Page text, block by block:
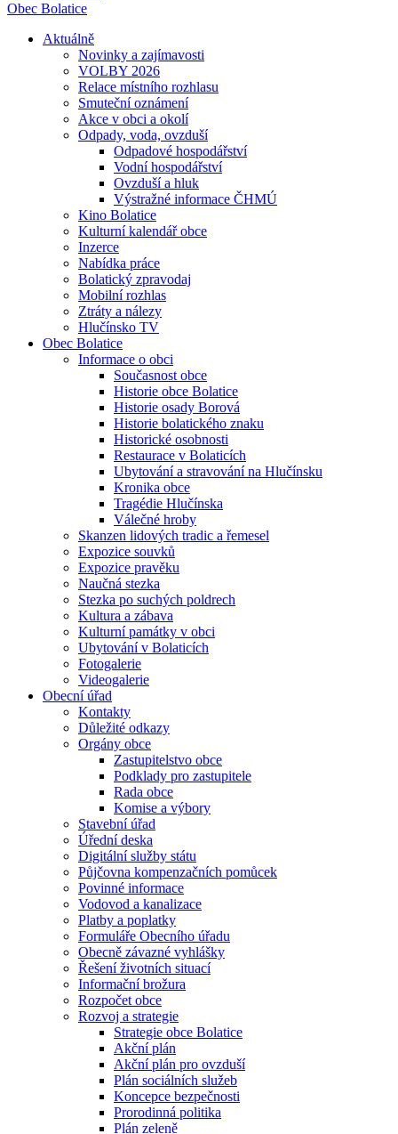
Obec Bolatice
Aktuálně
Novinky a zajímavosti
VOLBY 2026
Relace místního rozhlasu
Smuteční oznámení
Akce v obci a okolí
Odpady, voda, ovzduší
Odpadové hospodářství
Vodní hospodářství
Ovzduší a hluk
Výstražné informace ČHMÚ
Kino Bolatice
Kulturní kalendář obce
Inzerce
Nabídka práce
Bolatický zpravodaj
Mobilní rozhlas
Ztráty a nálezy
Hlučínsko TV
Obec Bolatice
Informace o obci
Současnost obce
Historie obce Bolatice
Historie osady Borová
Historie bolatického znaku
Historické osobnosti
Restaurace v Bolaticích
Ubytování a stravování na Hlučínsku
Kronika obce
Tragédie Hlučínska
Válečné hroby
Skanzen lidových tradic a řemesel
Expozice souvků
Expozice pravěku
Naučná stezka
Stezka po suchých poldrech
Kultura a zábava
Kulturní památky v obci
Ubytování v Bolaticích
Fotogalerie
Videogalerie
Obecní úřad
Kontakty
Důležité odkazy
Orgány obce
Zastupitelstvo obce
Podklady pro zastupitele
Rada obce
Komise a výbory
Stavební úřad
Úřední deska
Digitální služby státu
Půjčovna kompenzačních pomůcek
Povinné informace
Vodovod a kanalizace
Platby a poplatky
Formuláře Obecního úřadu
Obecně závazné vyhlášky
Řešení životních situací
Informační brožura
Rozpočet obce
Rozvoj a strategie
Strategie obce Bolatice
Akční plán
Akční plán pro ovzduší
Plán sociálních služeb
Koncepce bezpečnosti
Prorodinná politika
Plán zeleně